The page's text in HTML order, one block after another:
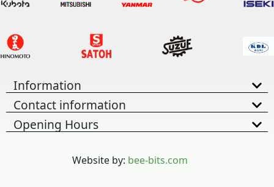
Information
Contact information
Opening Hours
Website by: bee-bits.com